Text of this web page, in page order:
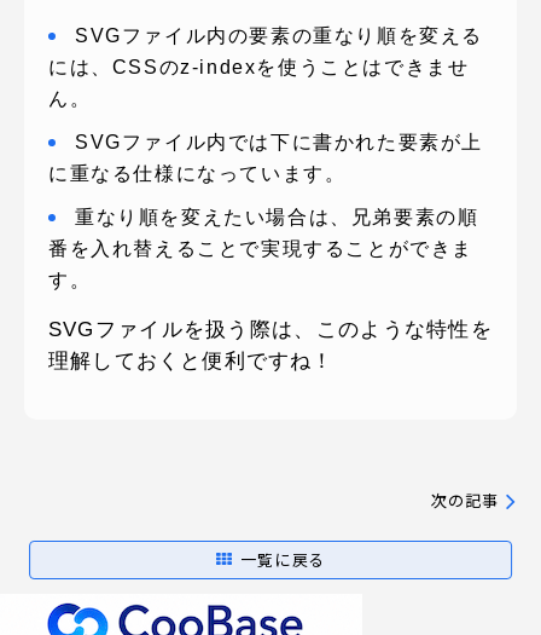
SVGファイル内の要素の重なり順を変える
には、CSSのz-indexを使うことはできませ
ん。
SVGファイル内では下に書かれた要素が上
に重なる仕様になっています。
重なり順を変えたい場合は、兄弟要素の順
番を入れ替えることで実現することができま
す。
SVGファイルを扱う際は、このような特性を
理解しておくと便利ですね！
一覧に戻る
次の記事